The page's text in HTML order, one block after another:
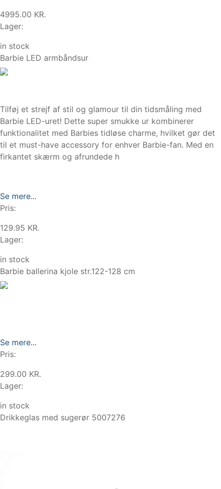
4995.00 KR.
Lager:
in stock
Barbie LED armbåndsur
Tilføj et strejf af stil og glamour til din tidsmåling med
Barbie LED-uret! Dette super smukke ur kombinerer
funktionalitet med Barbies tidløse charme, hvilket gør det
til et must-have accessory for enhver Barbie-fan. Med en
firkantet skærm og afrundede h
Se mere...
Pris:
129.95 KR.
Lager:
in stock
Barbie ballerina kjole str.122-128 cm
Se mere...
Pris:
299.00 KR.
Lager:
in stock
Drikkeglas med sugerør 5007276